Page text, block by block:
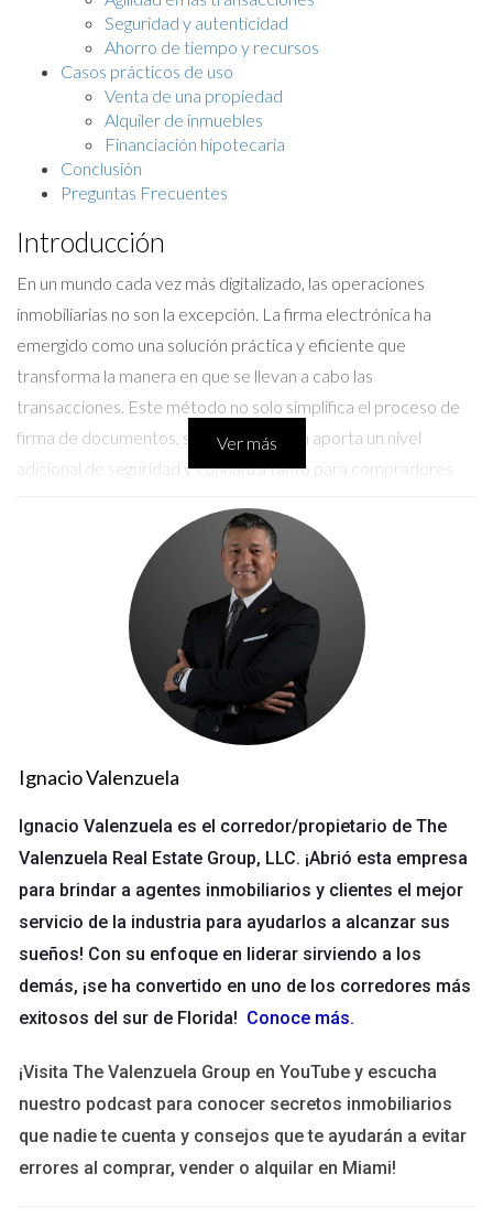
Seguridad y autenticidad
Ahorro de tiempo y recursos
Casos prácticos de uso
Venta de una propiedad
Alquiler de inmuebles
Financiación hipotecaria
Conclusión
Preguntas Frecuentes
Introducción
En un mundo cada vez más digitalizado, las operaciones
inmobiliarias no son la excepción. La firma electrónica ha
emergido como una solución práctica y eficiente que
transforma la manera en que se llevan a cabo las
transacciones. Este método no solo simplifica el proceso de
firma de documentos, sino que también aporta un nivel
adicional de seguridad y confianza tanto para compradores
múltiples beneficios que ofrece la firma electrónica en el
sector inmobiliario, así como ejemplos concretos que
demuestran su eficacia.
Beneficios de la firma electrónica
Agilidad en las transacciones
Uno de los principales beneficios de la firma electrónica es la
Olvídate de los largos procesos burocráticos que requieren la
impresión y el envío físico de documentos. Con la firma
electrónica, puedes firmar contratos desde cualquier lugar y
en cualquier momento, lo que acelera significativamente el
cierre de operaciones. Esto es especialmente útil en
situaciones donde el tiempo es un factor crítico.
Seguridad y autenticidad
través del uso de criptografía avanzada y protocolos de
autenticación, se garantiza que los documentos firmados
electrónicamente son auténticos y no han sido alterados.
Esto brinda tranquilidad a todas las partes involucradas en una
Ver más
Ignacio Valenzuela
Ignacio Valenzuela es el corredor/propietario de The
Valenzuela Real Estate Group, LLC. ¡Abrió esta empresa
para brindar a agentes inmobiliarios y clientes el mejor
servicio de la industria para ayudarlos a alcanzar sus
sueños! Con su enfoque en liderar sirviendo a los
demás, ¡se ha convertido en uno de los corredores más
exitosos del sur de Florida! Conoce más.
¡Visita The Valenzuela Group en YouTube y escucha
nuestro podcast para conocer secretos inmobiliarios
que nadie te cuenta y consejos que te ayudarán a evitar
errores al comprar, vender o alquilar en Miami!